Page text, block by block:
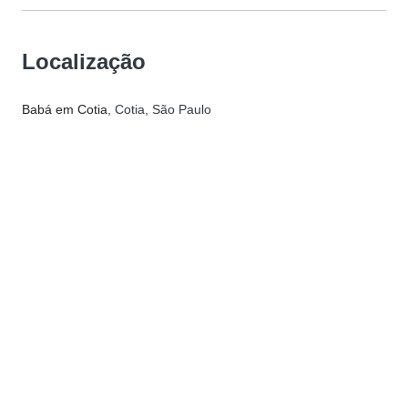
Localização
Babá em Cotia , Cotia, São Paulo